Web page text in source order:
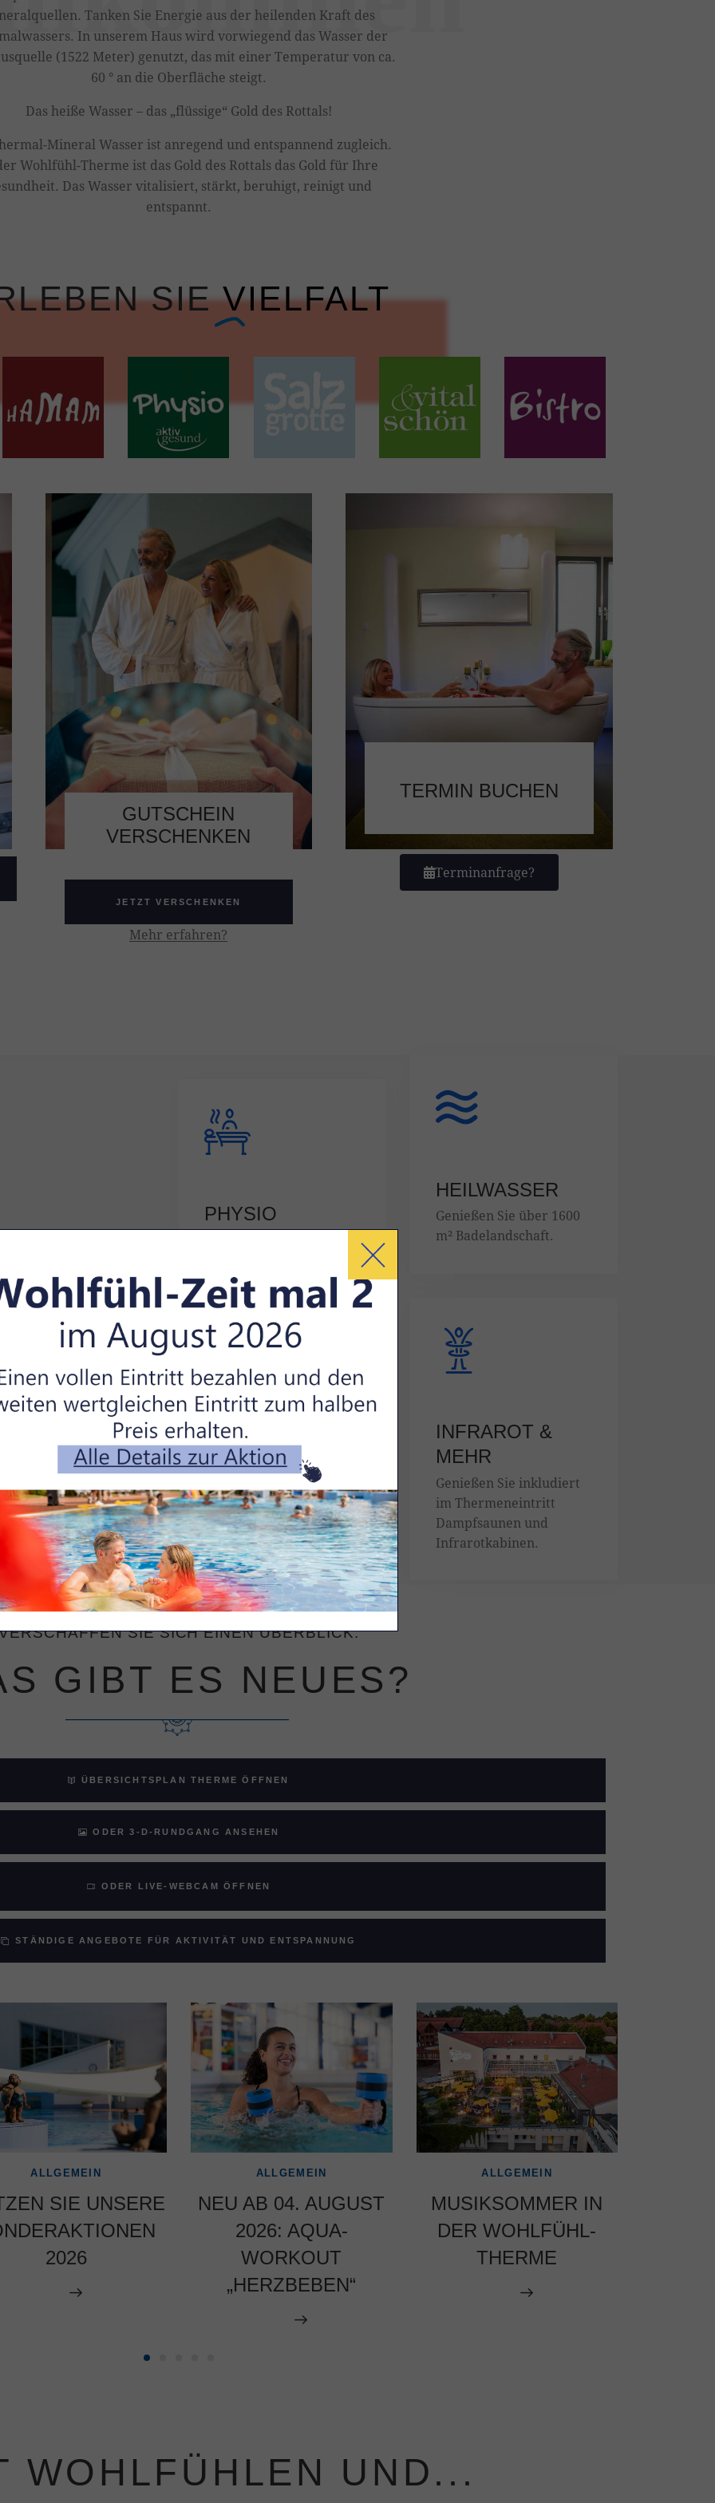
Tanken Sie Energie aus der heilenden Kraft des
In unserem Haus wird vorwiegend das Wasser der
(1522 Meter) genutzt, das mit einer Temperatur von ca.
60 ° an die Oberfläche steigt.
Das heiße Wasser – das „flüssige“ Gold des Rottals!
Mineral Wasser ist anregend und entspannend zugleich.
Wohlfühl-Therme ist das Gold des Rottals das Gold für Ihre
Das Wasser vitalisiert, stärkt, beruhigt, reinigt und
entspannt.
SIE VIELFALT
GUTSCHEIN
VERSCHENKEN
JETZT VERSCHENKEN
Mehr erfahren?
TERMIN BUCHEN
Terminanfrage?
PHYSIO
Gutes.
MASSAGEN
GENIESSEN
Für Körper, Geist &
Sinne.
HEILWASSER
Genießen Sie über 1600
m² Badelandschaft.
INFRAROT &
MEHR
Genießen Sie inkludiert
im Thermeneintritt
Dampfsaunen und
Infrarotkabinen.
SIE SICH EINEN ÜBERBLICK.
GIBT ES NEUES?
ÜBERSICHTSPLAN THERME ÖFFNEN
ODER 3-D-RUNDGANG ANSEHEN
ODER LIVE-WEBCAM ÖFFNEN
STÄNDIGE ANGEBOTE FÜR AKTIVITÄT UND ENTSPANNUNG
ALLGEMEIN
SIE UNSERE
2026
ALLGEMEIN
NEU AB 04. AUGUST
2026: AQUA-
WORKOUT
„HERZBEBEN“
ALLGEMEIN
MUSIKSOMMER IN
DER WOHLFÜHL-
THERME
WOHLFÜHLEN UND...